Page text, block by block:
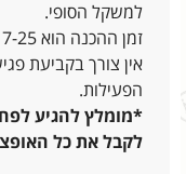
למשקל הסופי.
זמן ההכנה הוא 7-25 ימים, תלוי בסוג ועיצוב הטבעת.
אין צורך בקביעת
הפעילות.
*מומלץ להגיע
לקבל את כל